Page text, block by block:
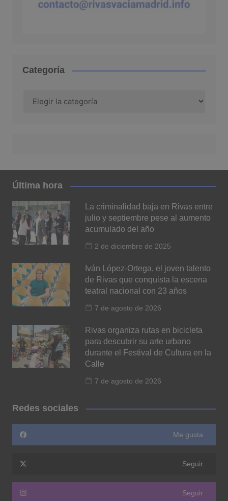
Categoría
Última hora
La criminalidad baja en Rivas entre
julio y septiembre pese al aumento
acumulado del año
2 de diciembre de 2025
Iván López-Ortega, el joven talento
de Rivas que conquista la escena
teatral nacional con 23 años
7 de agosto de 2026
Rivas organiza rutas en bicicleta
para descubrir su arte urbano
durante el Festival de Cultura en la
Calle
7 de agosto de 2026
Redes sociales
Me gusta
Seguir
Seguir